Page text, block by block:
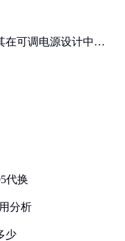
在可调电源设计中的
代换
分析
少